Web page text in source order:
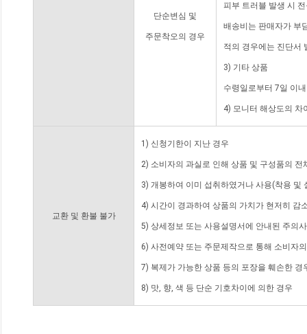
단순변심 및
주문착오의 경우
피부 트러블 발생 시
배송비는 판매자가 부
적의 경우에는 진단서
3) 기타 상품
수령일로부터 7일 이
4) 모니터 해상도의 차
교환 및 환불 불가
1) 신청기한이 지난 경우
2) 소비자의 과실로 인해 상품 및 구성품의
3) 개봉하여 이미 섭취하였거나 사용(착용 및
4) 시간이 경과하여 상품의 가치가 현저히 감
5) 상세정보 또는 사용설명서에 안내된 주의
6) 사전예약 또는 주문제작으로 통해 소비자
7) 복제가 가능한 상품 등의 포장을 훼손한 경
8) 맛, 향, 색 등 단순 기호차이에 의한 경우